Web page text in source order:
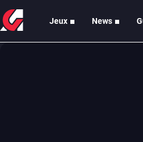
Jeux News